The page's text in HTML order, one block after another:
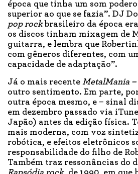
época que tinha um som
superior ao que se fazia”. DJ
pop rockbrasileiro da época
os discos tinham mixagem de
guitarra, e lembra que
com gêneros diferentes, com
capacidade de adaptação”.
Já o mais recente MetalMania
outro sentimento. Em parte,
outra época mesmo, e – sinal
em dezembro passado via
Japão) antes da edição física.
mais moderna, com voz
robótica, e efeitos eletrônicos
responsabilidade do filho de
Também traz ressonâncias do